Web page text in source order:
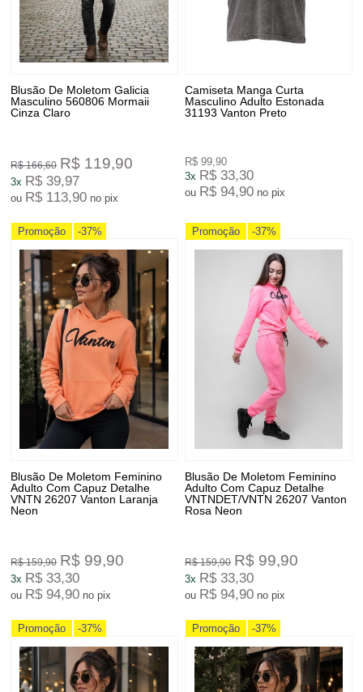
Blusão De Moletom Galicia
Masculino 560806 Mormaii
Cinza Claro
R$ 166,60 R$ 119,90
3x R$ 39,97
ou R$ 113,90 no pix
Camiseta Manga Curta
Masculino Adulto Estonada
31193 Vanton Preto
R$ 99,90
3x R$ 33,30
ou R$ 94,90 no pix
Promoção -37%
Blusão De Moletom Feminino
Adulto Com Capuz Detalhe
VNTN 26207 Vanton Laranja
Neon
R$ 159,90 R$ 99,90
3x R$ 33,30
ou R$ 94,90 no pix
Promoção -37%
Blusão De Moletom Feminino
Adulto Com Capuz Detalhe
VNTNDET/VNTN 26207 Vanton
Rosa Neon
R$ 159,90 R$ 99,90
3x R$ 33,30
ou R$ 94,90 no pix
Promoção -37% Promoção -37%